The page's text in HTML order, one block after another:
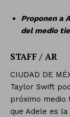
Proponen a
del medio
STAFF / AR
CIUDAD DE
Taylor Swift
próximo medio
que Adele es